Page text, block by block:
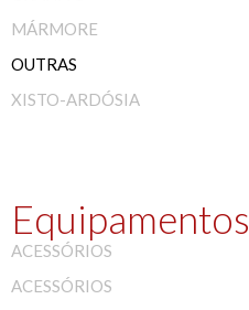
MÁRMORE
OUTRAS
XISTO-ARDÓSIA
Equipamentos
ACESSÓRIOS
ACESSÓRIOS